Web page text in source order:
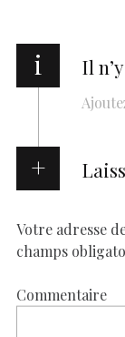
i Il
Votre adresse
champs
Commentaire